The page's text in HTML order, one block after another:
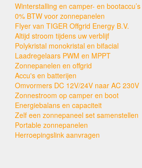
Winterstalling en camper- en bootaccu’s
0% BTW voor zonnepanelen
Flyer van TIGER Offgrid Energy B.V.
Altijd stroom tijdens uw verblijf
Polykristal monokristal en bifacial
Laadregelaars PWM en MPPT
Zonnepanelen en offgrid
Accu's en batterijen
Omvormers DC 12V/24V naar AC 230V
Zonnestroom op camper en boot
Energiebalans en capaciteit
Zelf een zonnepaneel set samenstellen
Portable zonnepanelen
Herroepingslink aanvragen